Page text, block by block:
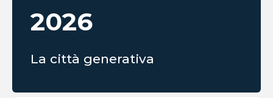
2026
La città generativa